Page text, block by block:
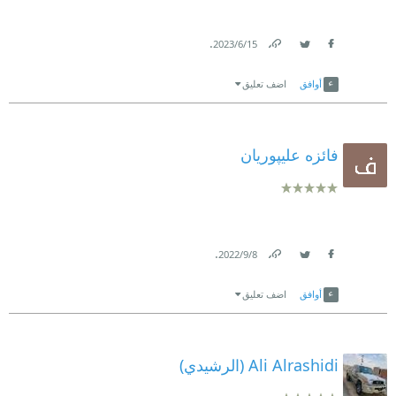
15‏/6‏/2023
.
أوافق اضف تعليق
فائزه علیپوریان
8‏/9‏/2022
.
أوافق اضف تعليق
Ali Alrashidi (‫الرشيدي‬‎)